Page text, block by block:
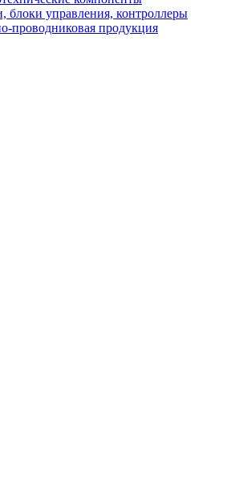
блоки управления, контроллеры
проводниковая продукция